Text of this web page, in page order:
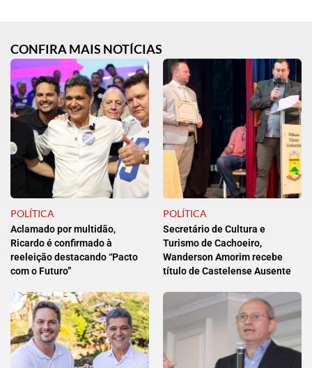
CONFIRA MAIS NOTÍCIAS
POLÍTICA
Aclamado por multidão,
Ricardo é confirmado à
reeleição destacando “Pacto
com o Futuro”
POLÍTICA
Secretário de Cultura e
Turismo de Cachoeiro,
Wanderson Amorim recebe
título de Castelense Ausente